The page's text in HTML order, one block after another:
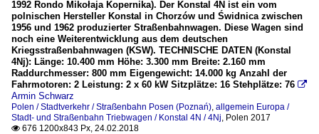
1992 Rondo Mikołaja Kopernika). Der Konstal 4N ist ein vom
polnischen Hersteller Konstal in Chorzów und Świdnica zwischen
1956 und 1962 produzierter Straßenbahnwagen. Diese Wagen sind
noch eine Weiterentwicklung aus dem deutschen
Kriegsstraßenbahnwagen (KSW). TECHNISCHE DATEN (Konstal
4Nj): Länge: 10.400 mm Höhe: 3.300 mm Breite: 2.160 mm
Raddurchmesser: 800 mm Eigengewicht: 14.000 kg Anzahl der
Fahrmotoren: 2 Leistung: 2 x 60 kW Sitzplätze: 16 Stehplätze: 76 
Armin Schwarz
Polen / Stadtverkehr / Straßenbahn Posen (Poznań), allgemein Europa /
Stadt- und Straßenbahn Triebwagen / Konstal 4N / 4Nj, Polen 2017
 676 1200x843 Px, 24.02.2018